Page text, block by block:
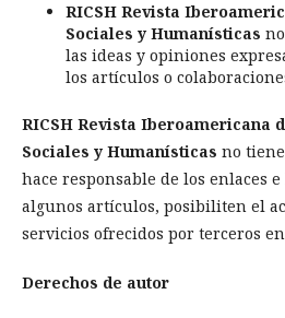
RICSH Revista
Sociales y Humanísticas
las ideas y opiniones
los artículos o
RICSH Revista Iberoamericana
Sociales y Humanísticas no
hace responsable de los enlaces
algunos artículos, posibiliten el
servicios ofrecidos por terceros
Derechos de autor